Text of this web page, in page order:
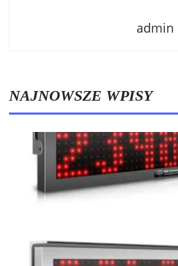
admin
NAJNOWSZE WPISY